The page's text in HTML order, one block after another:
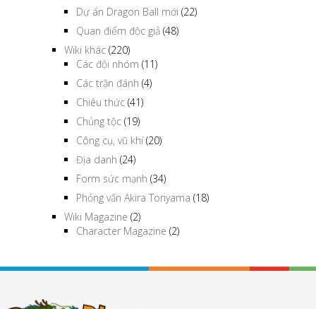
Dự án Dragon Ball mới (22)
Quan điểm độc giả (48)
Wiki khác (220)
Các đội nhóm (11)
Các trận đánh (4)
Chiêu thức (41)
Chủng tộc (19)
Công cụ, vũ khí(20)
Địa danh (24)
Form sức mạnh (34)
Phỏng vấn Akira Toriyama (18)
Wiki Magazine (2)
Character Magazine (2)